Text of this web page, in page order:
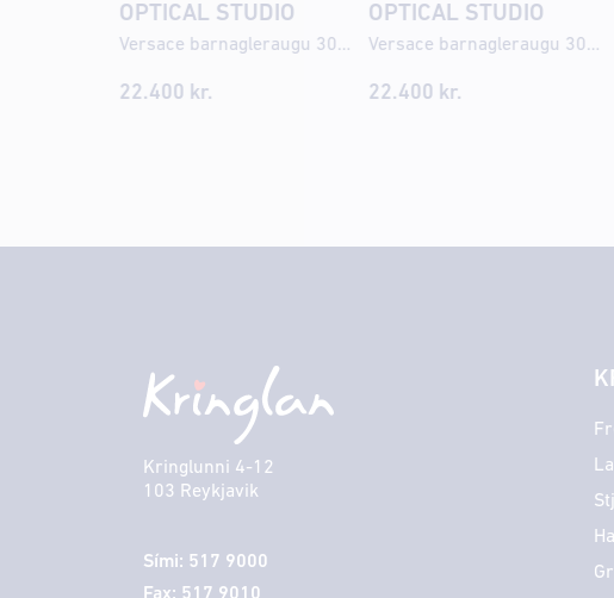
OPTICAL STUDIO
Versace barnagleraugu 3013U 49
22.400 kr.
OPTICAL STUDIO
Versace barnagleraugu 3016U 47
22.400 kr.
Kringlunni 4-12
103 Reykjavik
Sími: 517 9000
Fax: 517 9010